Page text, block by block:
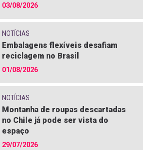
03/08/2026
NOTÍCIAS
Embalagens flexíveis desafiam
reciclagem no Brasil
01/08/2026
NOTÍCIAS
Montanha de roupas descartadas
no Chile já pode ser vista do
espaço
29/07/2026